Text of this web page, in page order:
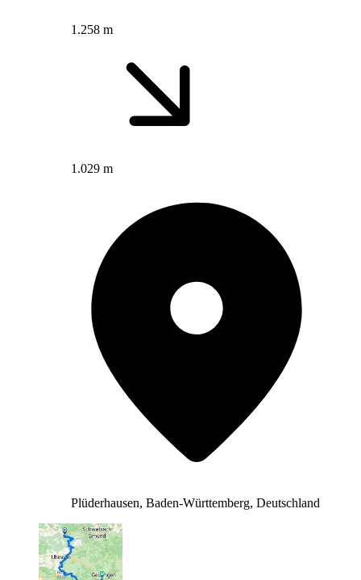
1.258 m
1.029 m
Plüderhausen, Baden-Württemberg, Deutschland